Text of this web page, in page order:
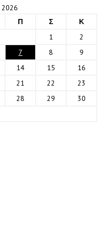
Π Σ
Κ
1
2
7 8
9
14 15
16
21 22
23
28 29
30